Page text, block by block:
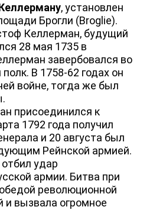
, установлен
Брогли (Broglie).
Келлерман, будущий
28 мая 1735 в
завербовался во
В 1758-62 годах он
войне, тогда же был
присоединился к
1792 года получил
и 20 августа был
Рейнской армией.
удар
армии. Битва при
революционной
и вызвала огромное